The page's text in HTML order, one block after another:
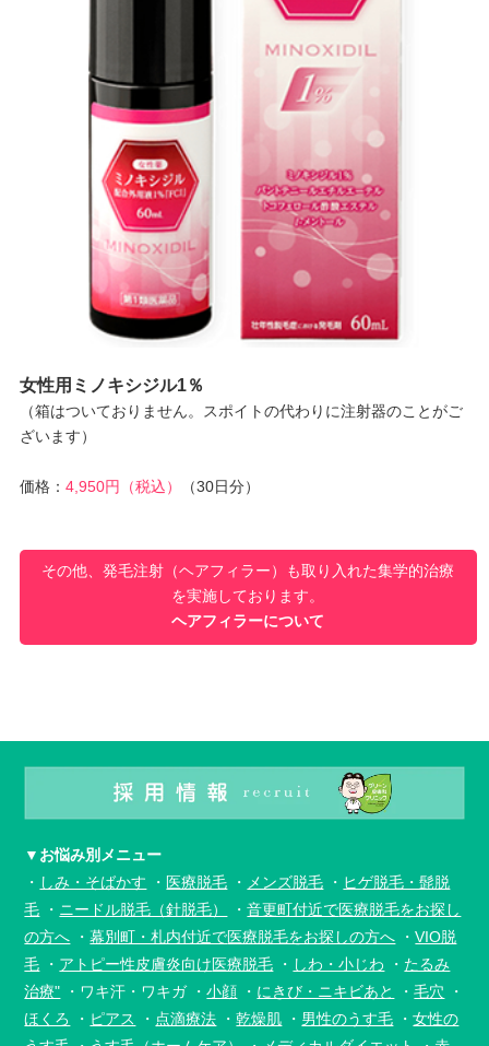
女性用ミノキシジル1％
（箱はついておりません。スポイトの代わりに注射器のことがご
ざいます）
価格： 4,950円（税込） （30日分）
その他、発毛注射（ヘアフィラー）も取り入れた集学的治療
を実施しております。
ヘアフィラーについて
▼お悩み別メニュー
・ しみ・そばかす ・ 医療脱毛 ・ メンズ脱毛 ・ ヒゲ脱毛・髭脱
毛 ・ ニードル脱毛（針脱毛） ・音更町付近で医療脱毛をお探し
の方へ ・幕別町・札内付近で医療脱毛をお探しの方へ ・VIO脱
毛 ・ アトピー性皮膚炎向け医療脱毛 ・ しわ・小じわ ・ たるみ
治療" ・ワキ汗・ワキガ・小顔 ・ にきび・ニキビあと ・毛穴 ・
ほくろ
・ ピアス ・ 点滴療法 ・乾燥肌 ・ 男性のうす毛 ・女性の